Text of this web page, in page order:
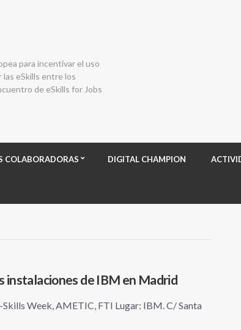
para incentivar el uso
eSkills entre los
de eSkills for Jobs
COLABORADORAS DIGITAL CHAMPION
instalaciones de IBM en Madrid
Week, AMETIC, FTI Lugar: IBM. C/ Santa